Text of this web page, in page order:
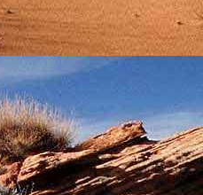
címen tudjátok
Kérelmeteket
amennyiben
ovi bejárata a
nyíló
Szeretettel